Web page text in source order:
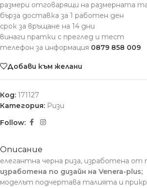
размери отговарящи на размерната
бърза доставка за 1 работен ден
срок за връщане на 14 дни
винаги пратки с преглед и тест
телефон за информация 0879 858 009
Добави към желани
Код: 171127
Категория: Ризи
Follow:
Описание
елегантна черна риза, изработена от
изработена по дизайн на Venera-plus;
моделът подчертава талията и